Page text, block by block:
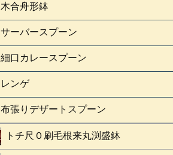
木合舟形鉢
サーバースプーン
細口カレースプーン
レンゲ
布張りデザートスプーン
トチ尺０刷毛根来丸渕盛鉢